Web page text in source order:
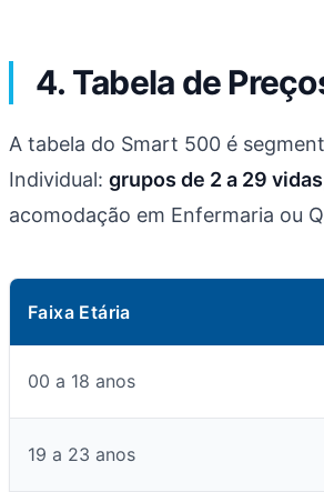
4. Tabela de
A tabela do Smart 500 é
Individual: grupos de 2 a 29 vidas
acomodação em Enfermaria ou
Faixa Etária
00 a 18 anos
19 a 23 anos